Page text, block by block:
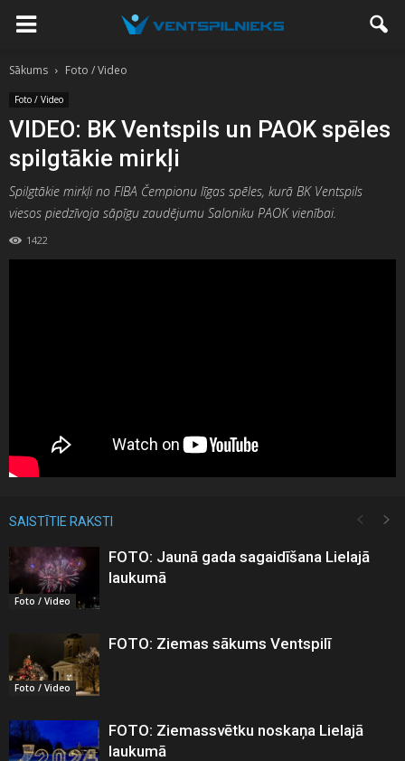
Sākums Foto / Video
Foto / Video
VIDEO: BK Ventspils un PAOK spēles
spilgtākie mirkļi
Spilgtākie mirkļi no FIBA Čempionu līgas spēles, kurā BK Ventspils
viesos piedzīvoja sāpīgu zaudējumu Saloniku PAOK vienībai.
1422
SAISTĪTIE RAKSTI
Foto / Video
FOTO: Jaunā gada sagaidīšana Lielajā
laukumā
Foto / Video
FOTO: Ziemas sākums Ventspilī
FOTO: Ziemassvētku noskaņa Lielajā
laukumā